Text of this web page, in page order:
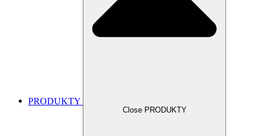
PRODUKTY
Close PRODUKTY